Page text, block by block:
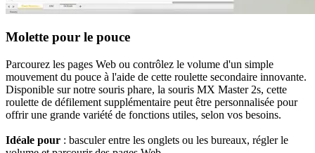
Molette pour le pouce
Parcourez les pages Web ou contrôlez le volume d'un simple
mouvement du pouce à l'aide de cette roulette secondaire innovante.
Disponible sur notre souris phare, la souris MX Master 2s, cette
roulette de défilement supplémentaire peut être personnalisée pour
offrir une grande variété de fonctions utiles, selon vos besoins.
Idéale pour : basculer entre les onglets ou les bureaux, régler le